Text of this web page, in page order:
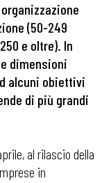
(50-249
e oltre). In
dimensioni
alcuni obiettivi
di più grandi
al rilascio della
in